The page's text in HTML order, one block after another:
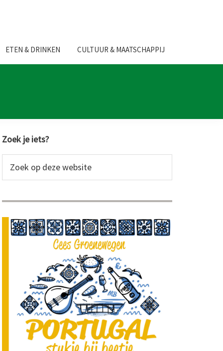
ETEN & DRINKEN CULTUUR & MAATSCHAPPIJ
Primaire
Sidebar
Zoek je iets?
op
website